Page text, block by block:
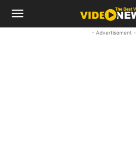
- Advertisement -